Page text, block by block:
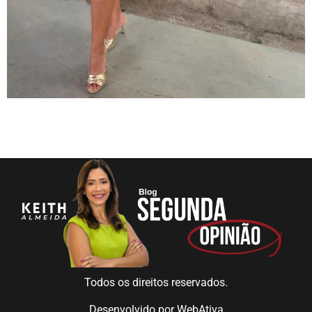
Todos os direitos reservados.
Desenvolvido porWebAtiva